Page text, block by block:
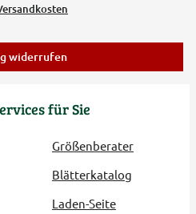
für Sie
Größenberater
Blätterkatalog
Laden-Seite
widerrufen